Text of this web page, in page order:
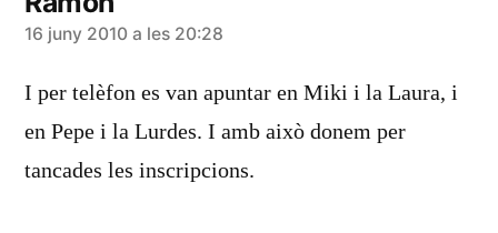
diu:
16 juny 2010 a les 20:28
I per telèfon es van apuntar en Miki i la Laura, i
en Pepe i la Lurdes. I amb això donem per
tancades les inscripcions.